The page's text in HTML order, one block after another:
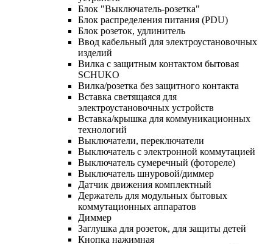
Блок "Выключатель-розетка"
Блок распределения питания (PDU)
Блок розеток, удлинитель
Ввод кабельный для электроустановочных
изделий
Вилка с защитным контактом бытовая
SCHUKO
Вилка/розетка без защитного контакта
Вставка светящаяся для
электроустановочных устройств
Вставка/крышка для коммуникационных
технологий
Выключатели, переключатели
Выключатель с электронной коммутацией
Выключатель сумеречный (фотореле)
Выключатель шнуровой/диммер
Датчик движения комплектный
Держатель для модульных бытовых
коммутационных аппаратов
Диммер
Заглушка для розеток, для защиты детей
Кнопка нажимная